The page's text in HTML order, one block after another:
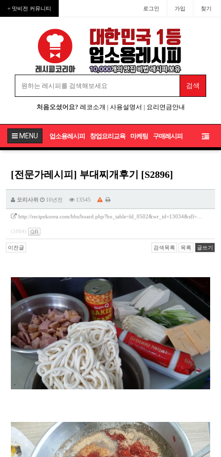
+ 맛비전 커뮤니티 로그인 가입 찾기
처음오셨어요? 레코소개 | 사용설명서 | 요리연금안내
MENU 업소용레시피 창업요리교육 마케팅 구매레시피
[전문가레시피] 부대찌개후기 [S2896]
오리사위 10년전 13545
http://recipekorea.com/bbs/board.php?bo_table=ld_0502&wr_id=13034&sfl=…
(5884)
이전글 검색목록 목록 글쓰기